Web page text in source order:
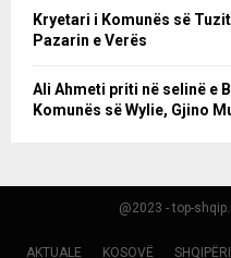
Kryetari i Komunës së
Pazarin e Verës
Ali Ahmeti priti në selinë e
Komunës së Wylie, Gjino
@2023 - top-
AKTUALE KOSOVË SHQIPËRI